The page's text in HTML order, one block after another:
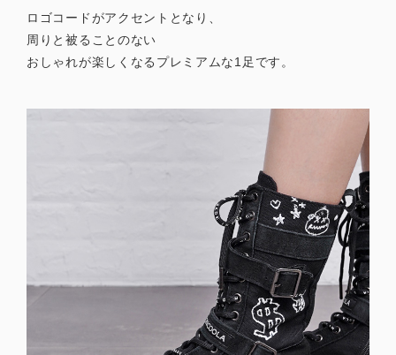
ロゴコードがアクセントとなり、
周りと被ることのない
おしゃれが楽しくなるプレミアムな1足です。